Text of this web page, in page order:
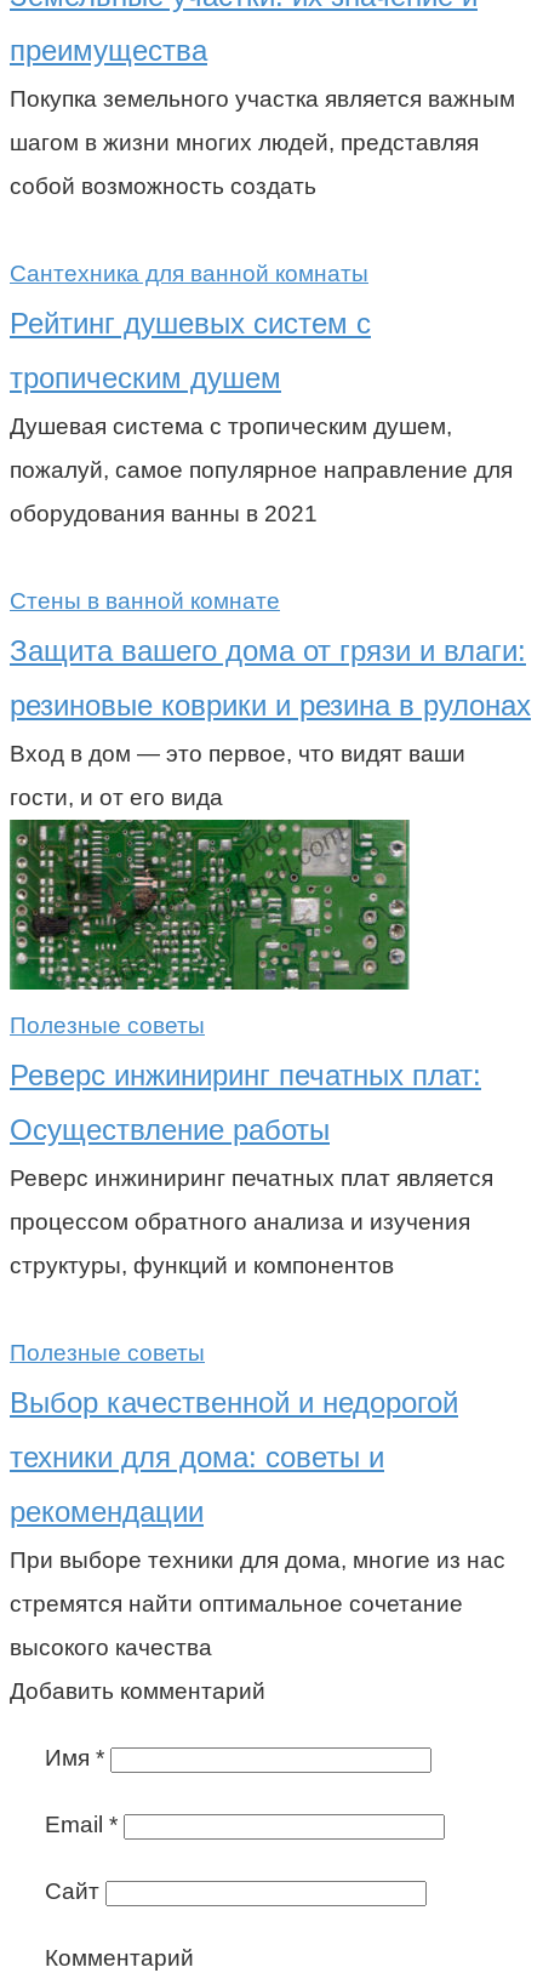
преимущества
Покупка земельного участка является важным
шагом в жизни многих людей, представляя
собой возможность создать
Сантехника для ванной комнаты
Рейтинг душевых систем с
тропическим душем
Душевая система с тропическим душем,
пожалуй, самое популярное направление для
оборудования ванны в 2021
Стены в ванной комнате
Защита вашего дома от грязи и влаги:
резиновые коврики и резина в рулонах
Вход в дом — это первое, что видят ваши
гости, и от его вида
Полезные советы
Реверс инжиниринг печатных плат:
Осуществление работы
Реверс инжиниринг печатных плат является
процессом обратного анализа и изучения
структуры, функций и компонентов
Полезные советы
Выбор качественной и недорогой
техники для дома: советы и
рекомендации
При выборе техники для дома, многие из нас
стремятся найти оптимальное сочетание
высокого качества
Добавить комментарий
Имя *
Email *
Сайт
Комментарий